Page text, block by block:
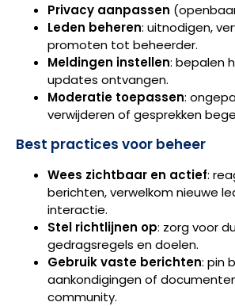
Privacy aanpassen
Leden beheren: uitnodigen,
promoten tot beheerder.
Meldingen instellen: bepalen
updates ontvangen.
Moderatie toepassen:
verwijderen of gesprekken
Best practices voor beheer
Wees zichtbaar en actief:
berichten, verwelkom nieuwe
interactie.
Stel richtlijnen op: zorg voor
gedragsregels en doelen.
Gebruik vaste berichten: pin
aankondigingen of
community.